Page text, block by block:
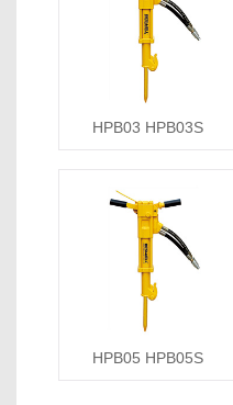
HPB03 HPB03S
HPB05 HPB05S